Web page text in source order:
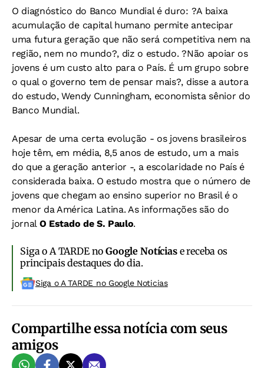
O diagnóstico do Banco Mundial é duro: ?A baixa
acumulação de capital humano permite antecipar
uma futura geração que não será competitiva nem na
região, nem no mundo?, diz o estudo. ?Não apoiar os
jovens é um custo alto para o País. É um grupo sobre
o qual o governo tem de pensar mais?, disse a autora
do estudo, Wendy Cunningham, economista sênior do
Banco Mundial.
Apesar de uma certa evolução - os jovens brasileiros
hoje têm, em média, 8,5 anos de estudo, um a mais
do que a geração anterior -, a escolaridade no País é
considerada baixa. O estudo mostra que o número de
jovens que chegam ao ensino superior no Brasil é o
menor da América Latina. As informações são do
jornal O Estado de S. Paulo.
Siga o A TARDE noGoogle Notíciase receba os
principais destaques do dia.
Siga o A TARDE no Google Noticias
Compartilhe essa notícia com seus
amigos